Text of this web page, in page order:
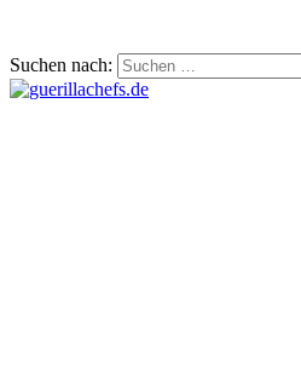
Suchen nach: